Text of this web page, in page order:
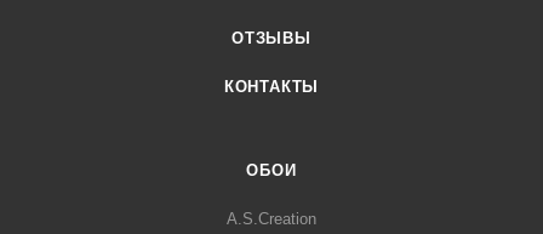
ОТЗЫВЫ
КОНТАКТЫ
ОБОИ
A.S.Creation